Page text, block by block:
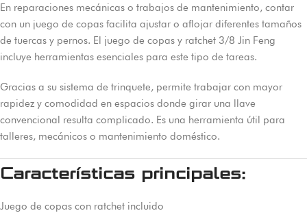
En reparaciones mecánicas o trabajos de mantenimiento, contar
con un juego de copas facilita ajustar o aflojar diferentes tamaños
de tuercas y pernos. El juego de copas y ratchet 3/8 Jin Feng
incluye herramientas esenciales para este tipo de tareas.
Gracias a su sistema de trinquete, permite trabajar con mayor
rapidez y comodidad en espacios donde girar una llave
convencional resulta complicado. Es una herramienta útil para
talleres, mecánicos o mantenimiento doméstico.
Características principales:
Juego de copas con ratchet incluido